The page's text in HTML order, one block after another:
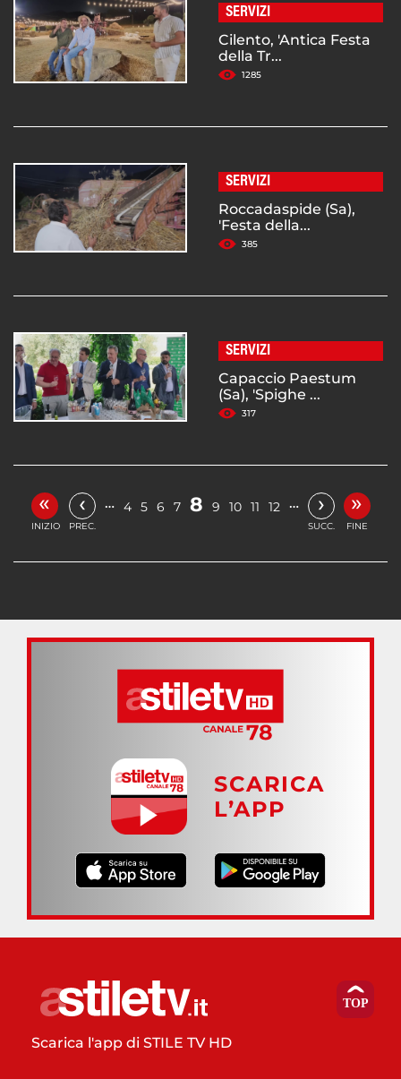
SERVIZI
Cilento, 'Antica Festa
della Tr...
1285
SERVIZI
Roccadaspide (Sa),
'Festa della...
385
SERVIZI
Capaccio Paestum
(Sa), 'Spighe ...
317
«
INIZIO
‹
PREC.
… 4 5 6 7 8 9 10 11 12 … ›
SUCC.
»
FINE
SCARICA
L’APP
Scarica l'app di STILE TV HD